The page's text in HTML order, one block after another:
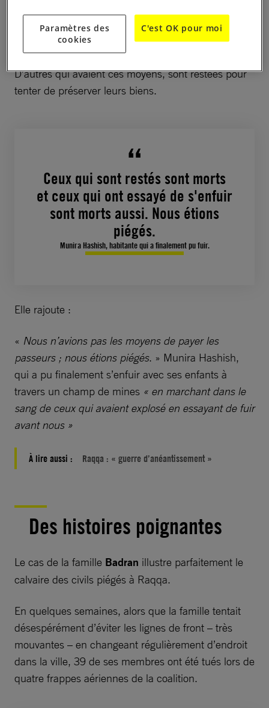
Des personnes qui ont pu fuir, certaines, trop
pauvres pour payer des passeurs, n’ont pas pu fuir.
D’autres qui avaient ces moyens, sont restées pour
tenter de préserver leurs biens.
Ceux qui sont restés sont morts
et ceux qui ont essayé de s'enfuir
sont morts aussi. Nous étions
piégés.
Munira Hashish, habitante qui a finalement pu fuir.
Elle rajoute :
« Nous n’avions pas les moyens de payer les
passeurs ; nous étions piégés. » Munira Hashish,
qui a pu finalement s’enfuir avec ses enfants à
travers un champ de mines « en marchant dans le
sang de ceux qui avaient explosé en essayant de fuir
avant nous »
À lire aussi : Raqqa : « guerre d’anéantissement »
Des histoires poignantes
Le cas de la famille Badran illustre parfaitement le
calvaire des civils piégés à Raqqa.
En quelques semaines, alors que la famille tentait
désespérément d’éviter les lignes de front – très
mouvantes – en changeant régulièrement d’endroit
dans la ville, 39 de ses membres ont été tués lors de
quatre frappes aériennes de la coalition.
Paramètres des
cookies
C'est OK pour moi